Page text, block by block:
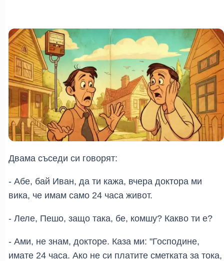
Двама съседи си говорят:
- Абе, бай Иван, да ти кажа, вчера доктора ми
вика, че имам само 24 часа живот.
- Леле, Пешо, защо така, бе, комшу? Какво ти е?
- Ами, не знам, докторе. Каза ми: "Господине,
имате 24 часа. Ако не си платите сметката за тока,